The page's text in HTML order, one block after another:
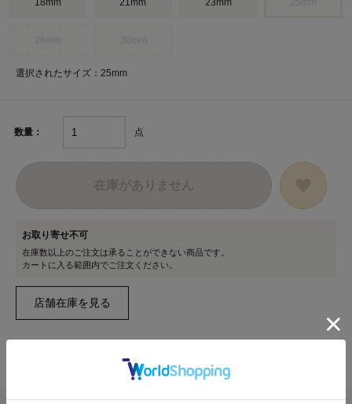
18mm 21mm 23mm
選択されたサイズ：25mm
数量： 点
お取り寄せ不可
在庫数以上のご注文は承ることができない商品です。
カートに入る範囲内でご注文ください。